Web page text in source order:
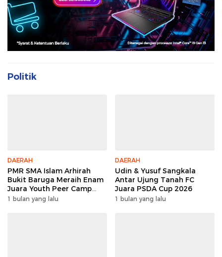
Politik
DAERAH
PMR SMA Islam Arhirah
Bukit Baruga Meraih Enam
Juara Youth Peer Camp
2026
1 bulan yang lalu
DAERAH
Udin & Yusuf Sangkala
Antar Ujung Tanah FC
Juara PSDA Cup 2026
1 bulan yang lalu